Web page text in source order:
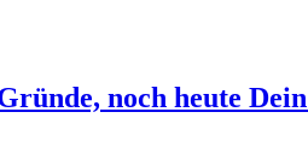
noch heute